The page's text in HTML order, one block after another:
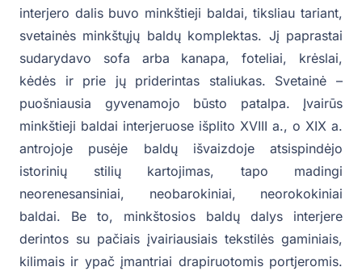
interjero dalis buvo minkštieji baldai, tiksliau tariant,
svetainės minkštųjų baldų komplektas. Jį paprastai
sudarydavo sofa arba kanapa, foteliai, krėslai,
kėdės ir prie jų priderintas staliukas. Svetainė –
puošniausia gyvenamojo būsto patalpa. Įvairūs
minkštieji baldai interjeruose išplito XVIII a., o XIX a.
antrojoje pusėje baldų išvaizdoje atsispindėjo
istorinių stilių kartojimas, tapo madingi
neorenesansiniai, neobarokiniai, neorokokiniai
baldai. Be to, minkštosios baldų dalys interjere
derintos su pačiais įvairiausiais tekstilės gaminiais,
kilimais ir ypač įmantriai drapiruotomis portjeromis.